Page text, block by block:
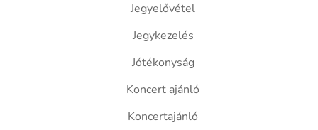
Jegyelővétel
Jegykezelés
Jótékonyság
Koncert ajánló
Koncertajánló